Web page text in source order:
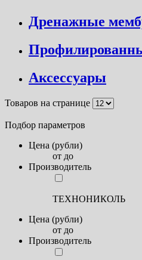
Дренажные
Аксессуары
Товаров на странице
Подбор параметров
Цена (рубли)
от до
Производитель
ТЕХНОНИКОЛЬ
Цена (рубли)
от до
Производитель